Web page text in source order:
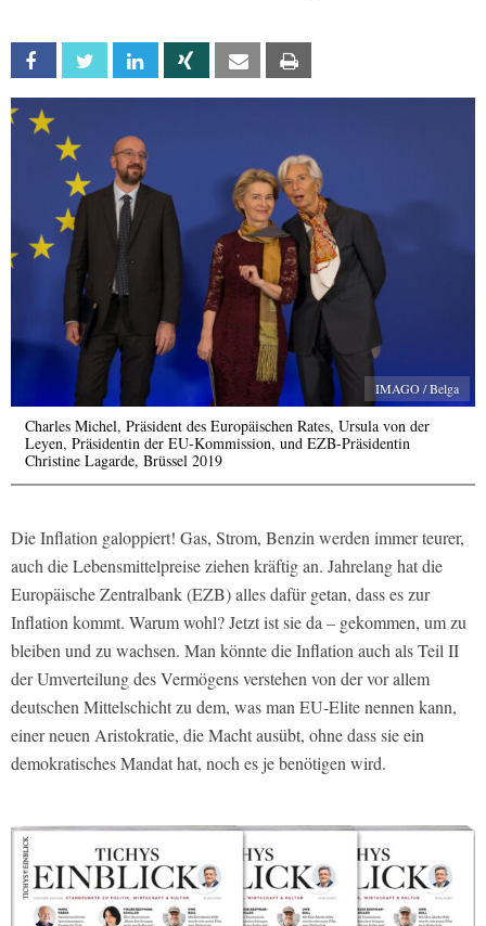
Facebook Twitter Linkedin Xing Email
IMAGO / Belga
Charles Michel, Präsident des Europäischen Rates, Ursula von der
Leyen, Präsidentin der EU-Kommission, und EZB-Präsidentin
Christine Lagarde, Brüssel 2019
Die Inflation galoppiert! Gas, Strom, Benzin werden immer teurer,
auch die Lebensmittelpreise ziehen kräftig an. Jahrelang hat die
Europäische Zentralbank (EZB) alles dafür getan, dass es zur
Inflation kommt. Warum wohl? Jetzt ist sie da – gekommen, um zu
bleiben und zu wachsen. Man könnte die Inflation auch als Teil II
der Umverteilung des Vermögens verstehen von der vor allem
deutschen Mittelschicht zu dem, was man EU-Elite nennen kann,
einer neuen Aristokratie, die Macht ausübt, ohne dass sie ein
demokratisches Mandat hat, noch es je benötigen wird.